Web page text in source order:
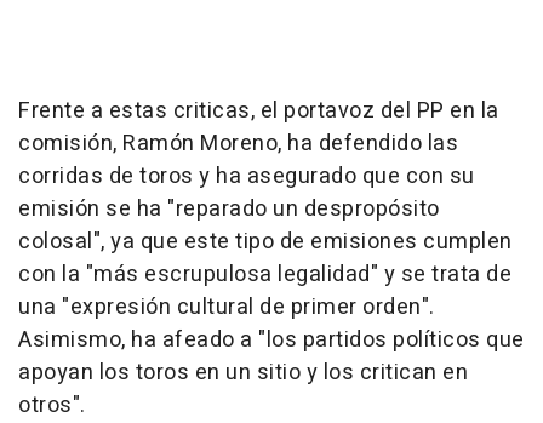
Frente a estas criticas, el portavoz del PP en la
comisión, Ramón Moreno, ha defendido las
corridas de toros y ha asegurado que con su
emisión se ha "reparado un despropósito
colosal", ya que este tipo de emisiones cumplen
con la "más escrupulosa legalidad" y se trata de
una "expresión cultural de primer orden".
Asimismo, ha afeado a "los partidos políticos que
apoyan los toros en un sitio y los critican en
otros".